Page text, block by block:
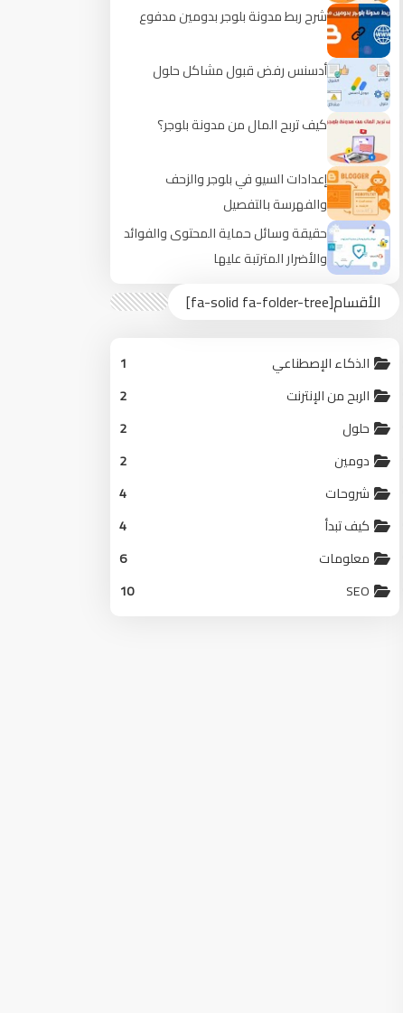
شرح ربط مدونة بلوجر بدومين مدفوع
أدسنس رفض قبول مشاكل حلول
كيف تربح المال من مدونة بلوجر؟
إعدادات السيو في بلوجر والزحف
والفهرسة بالتفصيل
حقيقة وسائل حماية المحتوى والفوائد
والأضرار المترتبة عليها
الأقسام[fa-solid fa-folder-tree]
الذكاء الإصطناعي
1
الربح من الإنترنت
2
حلول
2
دومين
2
شروحات
4
كيف تبدأ
4
معلومات
6
SEO
10